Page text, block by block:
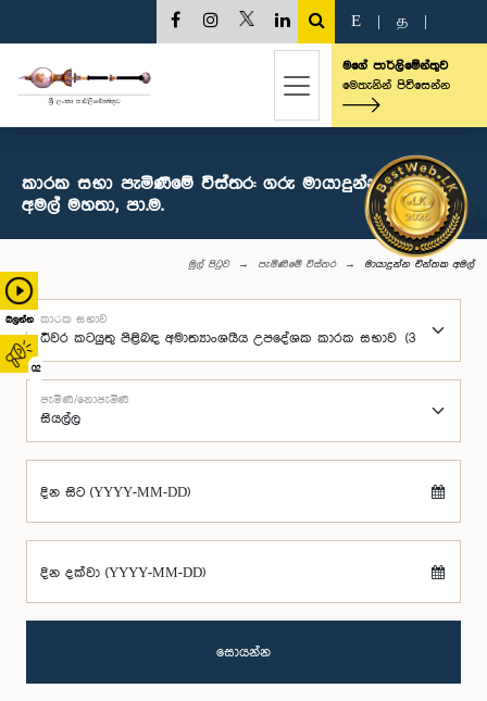
බලන්න
02
E த
මගේ පාර්ලිමේන්තුව
මෙතැනින් පිවිසෙන්න
කාරක සභා පැමිණීමේ විස්තර: ගරු මායාදුන්න චින්තක
අමල් මහතා, පා.ම.
මුල් පිටුව පැමිණීමේ විස්තර මායාදුන්න චින්තක අමල්
කාරක සභාව
පැමිණි/නොපැමිණි
දින සිට (YYYY-MM-DD)
දින දක්වා (YYYY-MM-DD)
සොයන්න